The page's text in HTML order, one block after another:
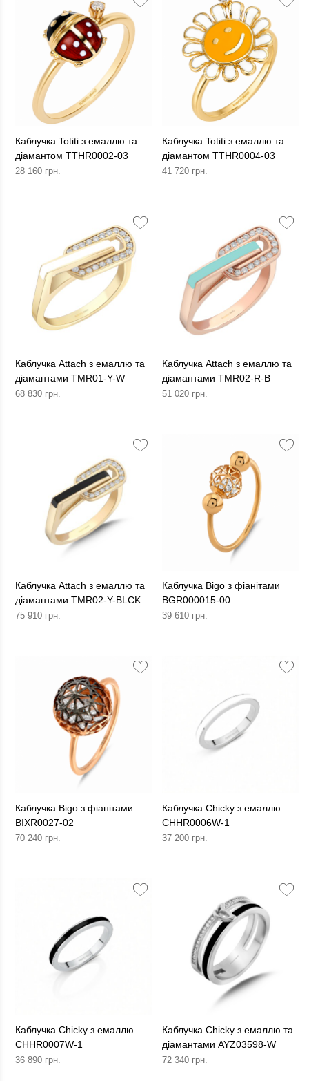
Каблучка Totiti з емаллю та
діамантом TTHR0002-03
28 160 грн.
Каблучка Totiti з емаллю та
діамантом TTHR0004-03
41 720 грн.
Каблучка Attach з емаллю та
діамантами TMR01-Y-W
68 830 грн.
Каблучка Attach з емаллю та
діамантами TMR02-R-B
51 020 грн.
Каблучка Attach з емаллю та
діамантами TMR02-Y-BLCK
75 910 грн.
Каблучка Bigo з фіанітами
BGR000015-00
39 610 грн.
Каблучка Bigo з фіанітами
BIXR0027-02
70 240 грн.
Каблучка Chicky з емаллю
CHHR0006W-1
37 200 грн.
Каблучка Chicky з емаллю
CHHR0007W-1
36 890 грн.
Каблучка Chicky з емаллю та
діамантами AYZ03598-W
72 340 грн.